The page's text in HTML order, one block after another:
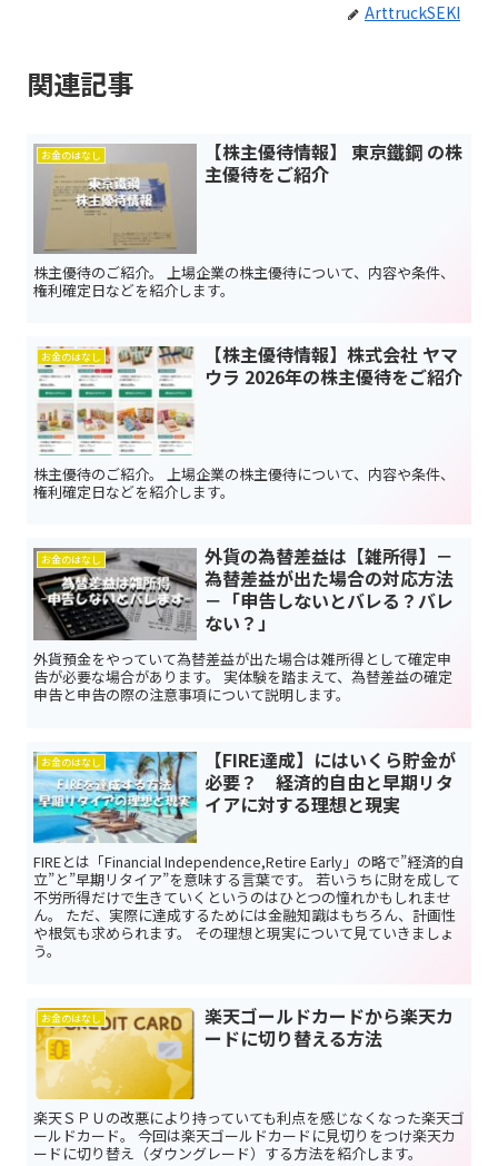
ArttruckSEKI
関連記事
お金のはなし
【株主優待情報】 東京鐵鋼 の株
主優待をご紹介
株主優待のご紹介。 上場企業の株主優待について、内容や条件、
権利確定日などを紹介します。
お金のはなし
【株主優待情報】株式会社 ヤマ
ウラ 2026年の株主優待をご紹介
株主優待のご紹介。 上場企業の株主優待について、内容や条件、
権利確定日などを紹介します。
お金のはなし
外貨の為替差益は【雑所得】－
為替差益が出た場合の対応方法
－「申告しないとバレる？バレ
ない？」
外貨預金をやっていて為替差益が出た場合は雑所得として確定申
告が必要な場合があります。 実体験を踏まえて、為替差益の確定
申告と申告の際の注意事項について説明します。
お金のはなし
【FIRE達成】にはいくら貯金が
必要？ 経済的自由と早期リタ
イアに対する理想と現実
FIREとは「Financial Independence,Retire Early」の略で”経済的自
立”と”早期リタイア”を意味する言葉です。 若いうちに財を成して
不労所得だけで生きていくというのはひとつの憧れかもしれませ
ん。 ただ、実際に達成するためには金融知識はもちろん、計画性
や根気も求められます。 その理想と現実について見ていきましょ
う。
お金のはなし
楽天ゴールドカードから楽天カ
ードに切り替える方法
楽天ＳＰＵの改悪により持っていても利点を感じなくなった楽天ゴ
ールドカード。 今回は楽天ゴールドカードに見切りをつけ楽天カ
ードに切り替え（ダウングレード）する方法を紹介します。